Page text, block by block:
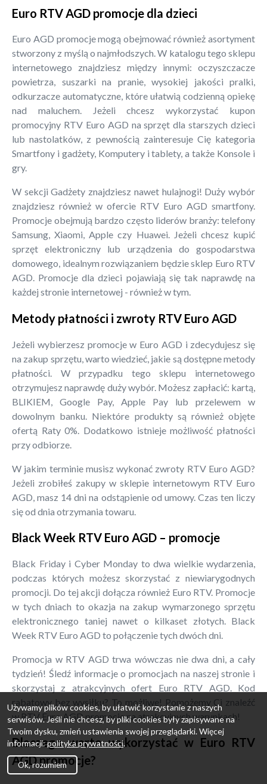
Euro RTV AGD promocje dla dzieci
Euro AGD promocje mogą obejmować również asortyment
stworzony z myślą o najmłodszych. W katalogu tego sklepu
internetowego znajdziesz między innymi: oczyszczacze
powietrza, suszarki na pranie, wysokiej jakości pralki,
odkurzacze automatyczne, które ułatwią codzienną opiekę
nad maluchem. Jeżeli chcesz wykorzystać kupon
promocyjny RTV Euro AGD na sprzęt dla starszych dzieci
lub nastolatków, z pewnością zainteresuje Cię kategoria
Smartfony i gadżety, Komputery i tablety, a także Konsole i
gry.
W sekcji Gadżety znajdziesz nawet hulajnogi! Duży wybór
znajdziesz również w ofercie RTV Euro AGD smartfony.
Promocje obejmują bardzo często liderów branży: telefony
Samsung, Xiaomi, Apple czy Huawei. Jeżeli chcesz kupić
sprzęt elektroniczny lub urządzenia do gospodarstwa
domowego, idealnym rozwiązaniem będzie sklep Euro RTV
AGD. Promocje dla dzieci pojawiają się tak naprawdę na
każdej stronie internetowej - również w tym.
Metody płatności i zwroty RTV Euro AGD
Jeżeli wybierzesz promocje w Euro AGD i zdecydujesz się
na zakup sprzętu, warto wiedzieć, jakie są dostępne metody
płatności. W przypadku tego sklepu internetowego
otrzymujesz naprawdę duży wybór. Możesz zapłacić: kartą,
BLIKIEM, Google Pay, Apple Pay lub przelewem w
dowolnym banku. Niektóre produkty są również objęte
ofertą Raty 0%. Dodatkowo istnieje możliwość płatności
przy odbiorze.
W jakim terminie musisz wykonać zwroty RTV Euro AGD?
Jeżeli zrobiłeś zakupy w sklepie internetowym RTV Euro
AGD, masz 14 dni na odstąpienie od umowy. Czas ten liczy
się od dnia otrzymania towaru.
Black Week RTV Euro AGD – promocje
Black Friday i Cyber Monday to dwa wielkie wydarzenia,
podczas których możesz skorzystać z niewiarygodnych
promocji. Do tej akcji dołącza również Euro RTV. Promocje
w tych dniach to okazja na zakup wymarzonego sprzętu
elektronicznego taniej nawet o kilkaset złotych. Black
Week RTV Euro AGD to połączenie tych dwóch dni.
Promocja w RTV AGD trwa wówczas nie dwa dni, a cały
tydzień! Śledź informacje o promocjach na naszej stronie i
skorzystaj z atrakcyjnych ofert Euro RTV AGD. Kod
rabatowy bez wysiłku? To możliwe! Pomożemy Ci znaleźć
w RTV Euro AGD promocje na atrakcyjnych warunkach!
Dlaczego warto wykorzystać w Euro RTV
AGD promocje?
Używamy plików cookies, by ułatwić korzystanie z naszych
serwisów. Jeśli nie chcesz, by pliki cookies były zapisywane na
Twoim dysku, zmień ustawienia swojej przeglądarki. Więcej
informacji:polityka prywatności.
Ok, rozumiem